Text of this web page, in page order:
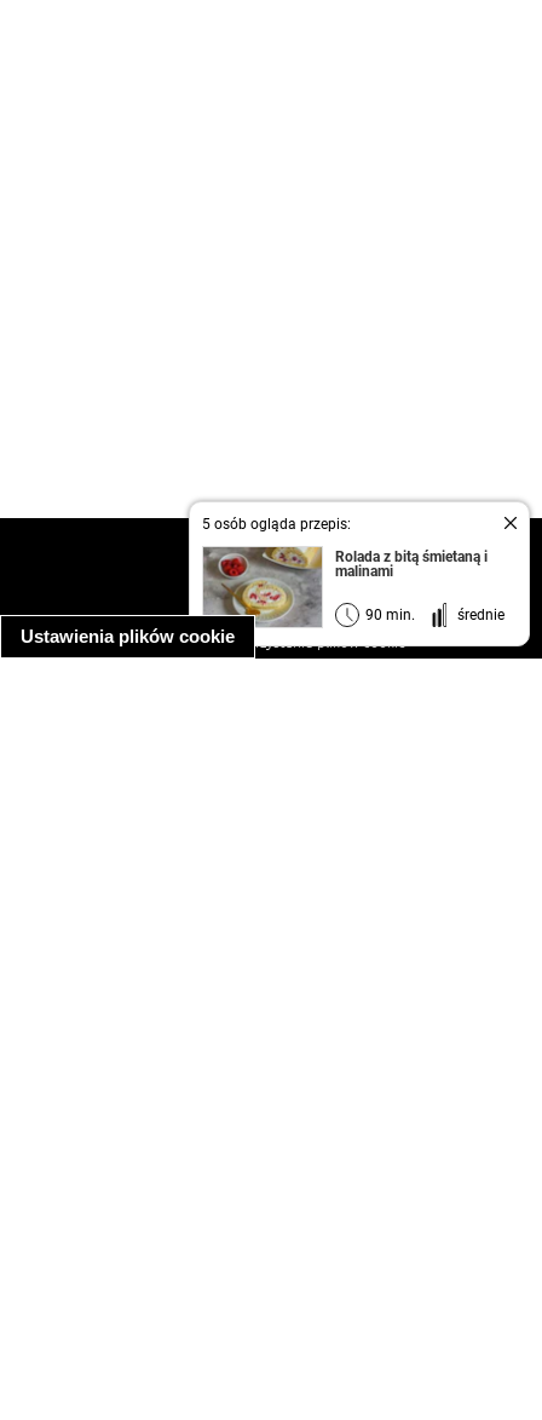
Ustawienia plików cookie
5 osób ogląda przepis:
Rolada z bitą śmietaną i
malinami
90 min. średnie
kontakt
regulamin
informacja o prywatności
informacja o wykorzystaniu plików cookie